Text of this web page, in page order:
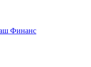
Финанс